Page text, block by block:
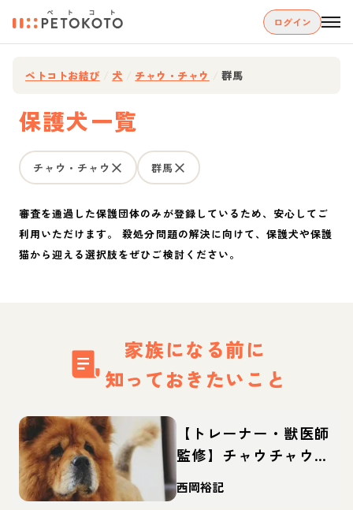
ログイン
ペトコトお結び 犬 チャウ・チャウ 群馬
保護犬一覧
チャウ・チャウ 群馬
審査を通過した保護団体のみが登録しているため、安心してご
利用いただけます。 殺処分問題の解決に向けて、保護犬や保護
猫から迎える選択肢をぜひご検討ください。
家族になる前に
知っておきたいこと
【トレーナー・獣医師
監修】チャウチャウっ
てどんな犬？性格・特
徴・育て方・迎え方
西岡裕記